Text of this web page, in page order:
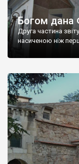
Богом дана
Друга частина
насиченою ніж